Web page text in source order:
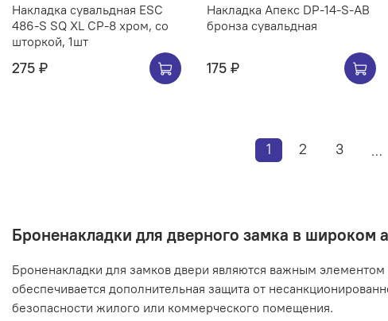
Накладка сувальдная ESC
486-S SQ XL CP-8 хром, со
шторкой, 1шт
275 ₽
Накладка Апекс DP-14-S-AB
бронза сувальдная
175 ₽
1 2 3 …
Броненакладки для дверного замка в широком
Броненакладки для замков двери являются важным
обеспечивается дополнительная защита от
безопасности жилого или коммерческого помещения.